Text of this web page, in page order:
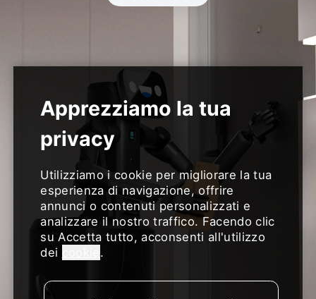
Utilizziamo i cookie per migliorare la tua
esperienza di navigazione, offrire
annunci o contenuti personalizzati e
analizzare il nostro traffico. Facendo clic
su Accetta tutto, acconsenti all'utilizzo
dei
.